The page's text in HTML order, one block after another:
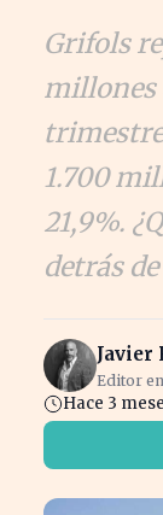
Grifols
millones
1.700
21,9%.
detrás
Javier
Editor
Hace 3